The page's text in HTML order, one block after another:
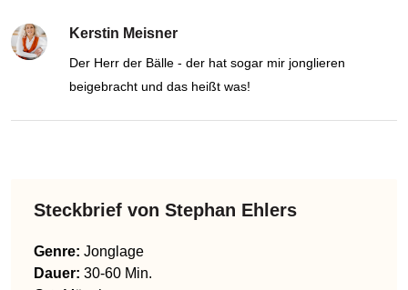
Kerstin Meisner
Der Herr der Bälle - der hat sogar mir jonglieren
beigebracht und das heißt was!
Steckbrief von Stephan Ehlers
Genre: Jonglage
Dauer: 30-60 Min.